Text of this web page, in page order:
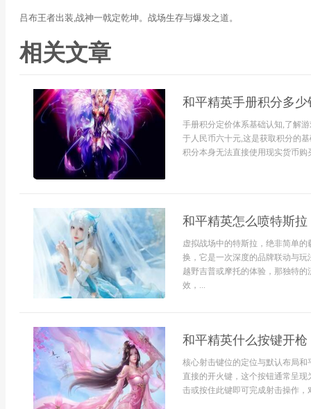
吕布王者出装,战神一戟定乾坤。战场生存与爆发之道。
相关文章
和平精英手册积分多
手册积分定价体系基础认知,了解
于人民币六十元,这是获取积分的
积分本身无法直接使用现实货币
和平精英怎么喷特斯
虚拟战场中的特斯拉，绝非简单
换，它是一次深度的品牌联动与
越野吉普或摩托的体验，那独特
效，...
和平精英什么按键开
核心射击键位的定位与默认布局
直接的开火键，这个按钮通常呈
击或按住此键即可完成射击操作，